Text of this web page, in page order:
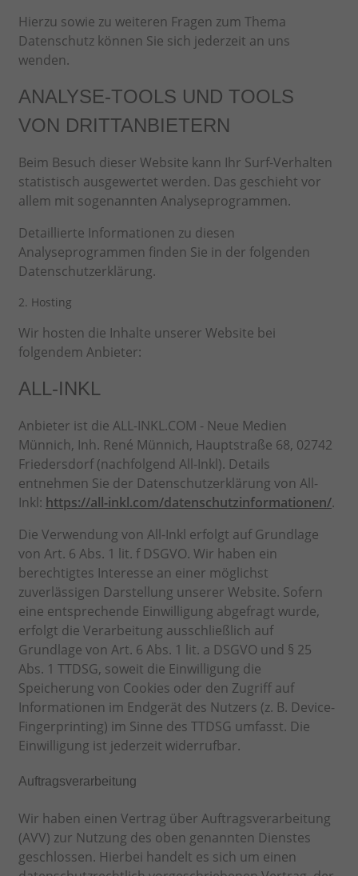
Hierzu sowie zu weiteren Fragen zum Thema
Datenschutz können Sie sich jederzeit an uns
wenden.
ANALYSE-TOOLS UND TOOLS
VON DRITT­ANBIETERN
Beim Besuch dieser Website kann Ihr Surf-Verhalten
statistisch ausgewertet werden. Das geschieht vor
allem mit sogenannten Analyseprogrammen.
Detaillierte Informationen zu diesen
Analyseprogrammen finden Sie in der folgenden
Datenschutzerklärung.
2. Hosting
Wir hosten die Inhalte unserer Website bei
folgendem Anbieter:
ALL-INKL
Anbieter ist die ALL-INKL.COM - Neue Medien
Münnich, Inh. René Münnich, Hauptstraße 68, 02742
Friedersdorf (nachfolgend All-Inkl). Details
entnehmen Sie der Datenschutzerklärung von All-
Inkl: https://all-inkl.com/datenschutzinformationen/.
Die Verwendung von All-Inkl erfolgt auf Grundlage
von Art. 6 Abs. 1 lit. f DSGVO. Wir haben ein
berechtigtes Interesse an einer möglichst
zuverlässigen Darstellung unserer Website. Sofern
eine entsprechende Einwilligung abgefragt wurde,
erfolgt die Verarbeitung ausschließlich auf
Grundlage von Art. 6 Abs. 1 lit. a DSGVO und § 25
Abs. 1 TTDSG, soweit die Einwilligung die
Speicherung von Cookies oder den Zugriff auf
Informationen im Endgerät des Nutzers (z. B. Device-
Fingerprinting) im Sinne des TTDSG umfasst. Die
Einwilligung ist jederzeit widerrufbar.
Auftragsverarbeitung
Wir haben einen Vertrag über Auftragsverarbeitung
(AVV) zur Nutzung des oben genannten Dienstes
geschlossen. Hierbei handelt es sich um einen